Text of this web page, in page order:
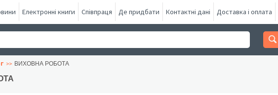
Електронні книги Співпраця Де придбати Контактні дані Доставка і оплата
ВИХОВНА РОБОТА